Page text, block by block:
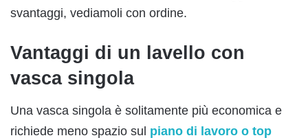
svantaggi, vediamoli con ordine.
Vantaggi di un lavello con
vasca singola
Una vasca singola è solitamente più economica e
richiede meno spazio sul piano di lavoro o top